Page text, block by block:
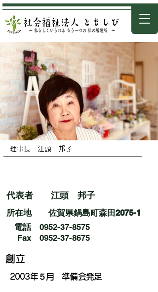
​理事長 江頭 邦子
​代表者 江頭 邦子
​所在地 佐賀県鍋島町森田2075-1
電話0952-37-8575
​Fax 0952-37-8675
創立
2003年５月 準備会発足